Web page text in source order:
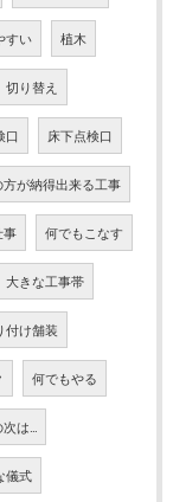
すい 植木
切り替え
口 床下点検口
方が納得出来る工事
事 何でもこなす
大きな工事帯
付け舗装
何でもやる
は…
儀式